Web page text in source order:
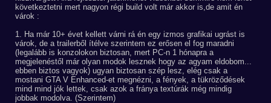
következtetni mert nagyon régi build volt már akkor is,de amit én
várok :
1. Ha már 10+ évet kellett várni rá én egy izmos grafikai ugrást is
várok, de a trailerből ítélve szerintem ez erősen el fog maradni
(legalább is konzolokon biztosan, mert PC-n 1 hónapra a
megjelenéstől már olyan modok lesznek hogy az agyam eldobom...
ebben biztos vagyok) ugyan biztosan szép lesz, elég csak a
mostani GTA V Enhanced-et megnézni, a fények, a tükröződések
mind mind jók lettek, csak azok a fránya textúrák még mindig
jobbak modolva. (Szerintem)